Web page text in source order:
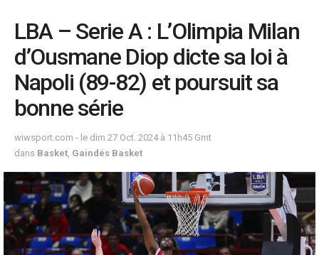
LBA – Serie A : L’Olimpia Milan
d’Ousmane Diop dicte sa loi à
Napoli (89-82) et poursuit sa
bonne série
wiwsport.com - le dim 27 Oct. 2024 à 11h45 Gmt
dans Basket Gaindés Basket